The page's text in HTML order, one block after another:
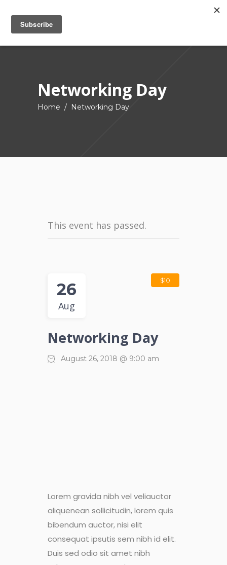
Networking Day
Home / Networking Day
This event has passed.
26
Aug
Networking Day
August 26, 2018 @ 9:00 am
$10
Lorem gravida nibh vel veliauctor
aliquenean sollicitudin, lorem quis
bibendum auctor, nisi elit
consequat ipsutis sem nibh id elit.
Duis sed odio sit amet nibh